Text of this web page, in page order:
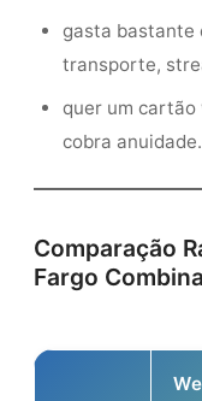
gasta bastante
transporte,
quer um cartão
cobra anuidade.
Comparação
Fargo